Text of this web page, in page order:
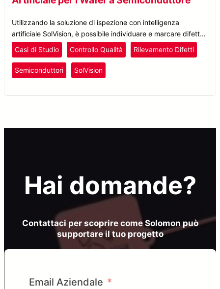
Utilizzando la soluzione di ispezione con intelligenza
artificiale SolVision, è possibile individuare e marcare difetti
minimi, come graffi sottili, su immagini campione per
addestrare il modello di intelligenza artificiale.
Casi di Studio Controllo Qualità Rilevamento Difetti
Semiconduttori SolVision
Hai domande?
Contattaci per scoprire come Solomon può
supportare il tuo progetto
Email Aziendale